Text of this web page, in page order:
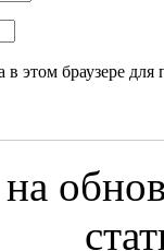
в этом браузере